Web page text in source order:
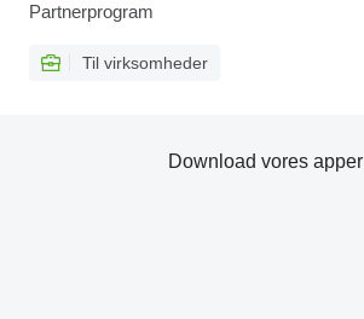
Partnerprogram
Til virksomheder
Download vores apper